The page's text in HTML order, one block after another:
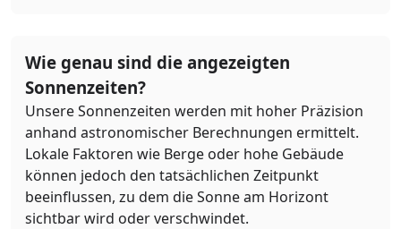
Wie genau sind die angezeigten
Sonnenzeiten?
Unsere Sonnenzeiten werden mit hoher Präzision
anhand astronomischer Berechnungen ermittelt.
Lokale Faktoren wie Berge oder hohe Gebäude
können jedoch den tatsächlichen Zeitpunkt
beeinflussen, zu dem die Sonne am Horizont
sichtbar wird oder verschwindet.